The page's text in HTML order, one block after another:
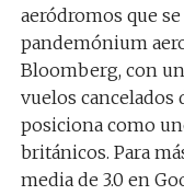
aeródromos que
pandemónium
Bloomberg, con
vuelos
posiciona como
británicos. Para
media de 3.0 en